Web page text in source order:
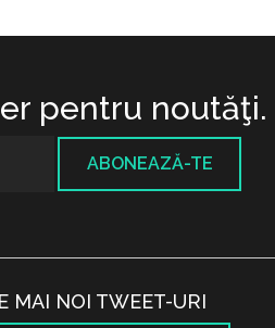
pentru noutăţi.
ABONEAZĂ-TE
MAI NOI TWEET-URI